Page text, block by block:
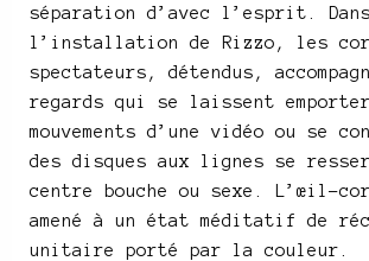
séparation d’avec l’esprit. Dans
l’installation de Rizzo, les
spectateurs, détendus,
regards qui se laissent
mouvements d’une vidéo ou se
des disques aux lignes se
centre bouche ou sexe. L’œil-
amené à un état méditatif de
unitaire porté par la couleur.